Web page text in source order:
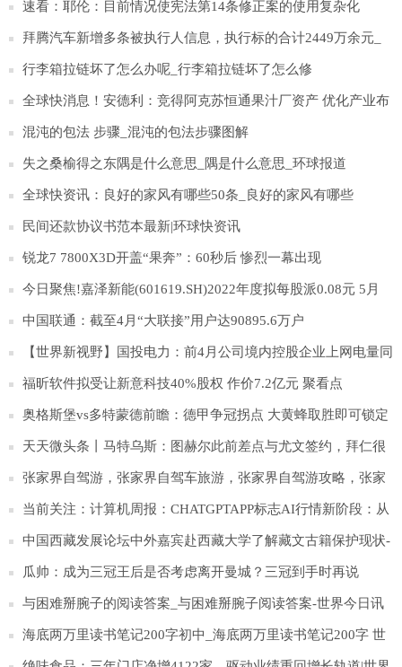
速看：耶伦：目前情况使宪法第14条修正案的使用复杂化
拜腾汽车新增多条被执行人信息，执行标的合计2449万余元_
全球头条
行李箱拉链坏了怎么办呢_行李箱拉链坏了怎么修
全球快消息！安德利：竞得阿克苏恒通果汁厂资产 优化产业布
局
混沌的包法 步骤_混沌的包法步骤图解
失之桑榆得之东隅是什么意思_隅是什么意思_环球报道
全球快资讯：良好的家风有哪些50条_良好的家风有哪些
民间还款协议书范本最新|环球快资讯
锐龙7 7800X3D开盖“果奔”：60秒后 惨烈一幕出现
今日聚焦!嘉泽新能(601619.SH)2022年度拟每股派0.08元 5月
26日除权除息
中国联通：截至4月“大联接”用户达90895.6万户
【世界新视野】国投电力：前4月公司境内控股企业上网电量同
比增21.57%
福昕软件拟受让新意科技40%股权 作价7.2亿元 聚看点
奥格斯堡vs多特蒙德前瞻：德甲争冠拐点 大黄蜂取胜即可锁定
先机
天天微头条丨马特乌斯：图赫尔此前差点与尤文签约，拜仁很
紧张并最终完成截胡
张家界自驾游，张家界自驾车旅游，张家界自驾游攻略，张家
界自驾车旅游线路？ 每日简讯
当前关注：计算机周报：CHATGPTAPP标志AI行情新阶段：从
云到端拐点
中国西藏发展论坛中外嘉宾赴西藏大学了解藏文古籍保护现状-
通讯
瓜帅：成为三冠王后是否考虑离开曼城？三冠到手时再说
与困难掰腕子的阅读答案_与困难掰腕子阅读答案-世界今日讯
海底两万里读书笔记200字初中_海底两万里读书笔记200字 世